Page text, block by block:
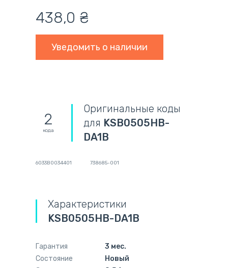
438,0 ₴
Уведомить о наличии
2
кода
Оригинальные коды
для KSB0505HB-
DA1B
6033B0034401 738685-001
Характеристики
KSB0505HB-DA1B
Гарантия
3 мес.
Состояние
Новый